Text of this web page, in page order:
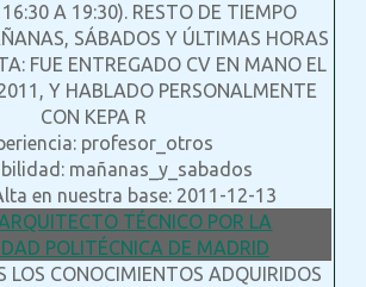
A 19:30). RESTO DE TIEMPO
SÁBADOS Y ÚLTIMAS HORAS
FUE ENTREGADO CV EN MANO EL
Y HABLADO PERSONALMENTE
CON KEPA R
profesor_otros
mañanas_y_sabados
en nuestra base: 2011-12-13
TÉCNICO POR LA
POLITÉCNICA DE MADRID
LOS CONOCIMIENTOS ADQUIRIDOS